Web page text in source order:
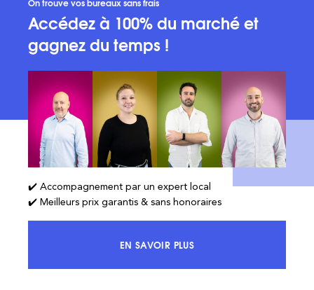
Accédez à 100% du marché et
gagnez du temps !
✔️ Accompagnement par un expert local
✔️ Meilleurs prix garantis & sans honoraires
EN SAVOIR PLUSACCÉDEZ À 100% DU MARCHÉ ET